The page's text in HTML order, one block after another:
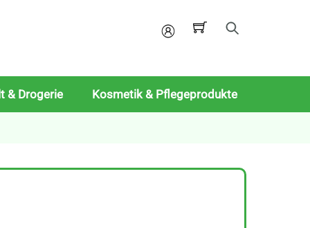
Mein
& Drogerie Kosmetik & Pflegeprodukte